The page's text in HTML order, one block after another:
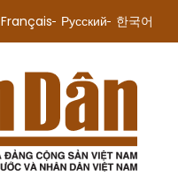
Français Русский 한국어